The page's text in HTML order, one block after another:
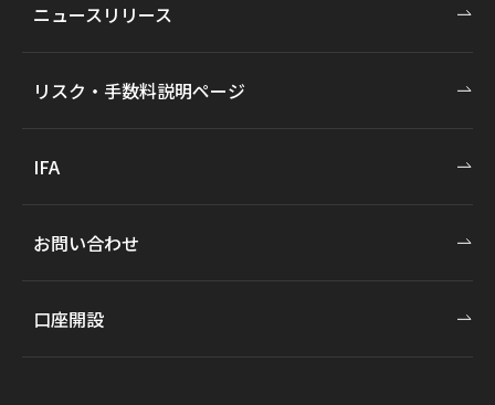
ニュースリリース
リスク・手数料説明ページ
IFA
お問い合わせ
口座開設